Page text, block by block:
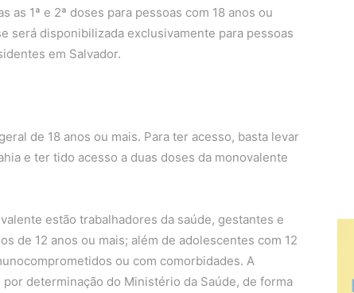
1ª e 2ª doses para pessoas com 18 anos ou
será disponibilizada exclusivamente para pessoas
em Salvador.
de 18 anos ou mais. Para ter acesso, basta levar
e ter tido acesso a duas doses da monovalente
estão trabalhadores da saúde, gestantes e
de 12 anos ou mais; além de adolescentes com 12
ou com comorbidades. A
determinação do Ministério da Saúde, de forma